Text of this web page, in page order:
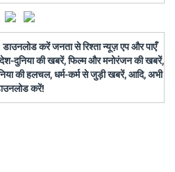
करें जनता से रिश्ता न्यूज़ एप और पाएँ
देश-दुनिया की खबरें, फिल्म और मनोरंजन की खबरें,
की हलचल, धर्म-कर्म से जुड़ी खबरें, आदि, अभी
करें!